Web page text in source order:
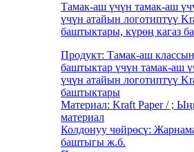
Тамак-аш үчүн тамак-аш
үчүн атайын логотиптүү
баштыктары, күрөң кагаз
Продукт: Тамак-аш
баштыктар үчүн тамак-аш
үчүн атайын логотиптүү
баштыктары
Материал: Kraft Paper / ;
материал
Колдонуу чөйрөсү:
баштыгы ж.б.